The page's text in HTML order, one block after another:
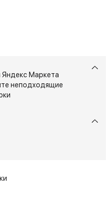
Яндекс Маркета
неподходящие